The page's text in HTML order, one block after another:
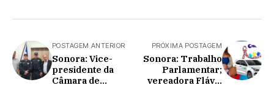
POSTAGEM ANTERIOR
Sonora: Vice-
presidente da
Câmara de
PRÓXIMA POSTAGEM
Sonora: Trabalho
Parlamentar;
vereadora Flávia